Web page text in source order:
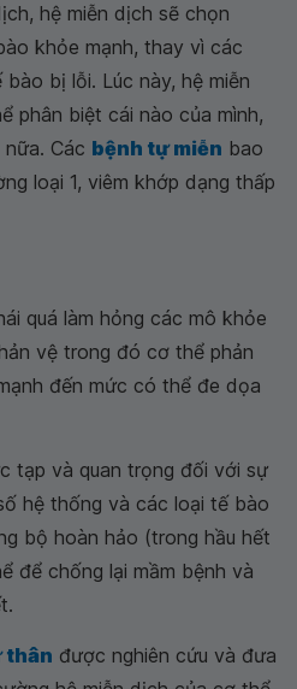
hệ miễn dịch sẽ chọn
khỏe mạnh, thay vì các
bị lỗi. Lúc này, hệ miễn
phân biệt cái nào của mình,
Các bệnh tự miễn bao
loại 1, viêm khớp dạng thấp
quá làm hỏng các mô khỏe
vệ trong đó cơ thể phản
đến mức có thể đe dọa
tạp và quan trọng đối với sự
hệ thống và các loại tế bào
bộ hoàn hảo (trong hầu hết
để chống lại mầm bệnh và
thân được nghiên cứu và đưa